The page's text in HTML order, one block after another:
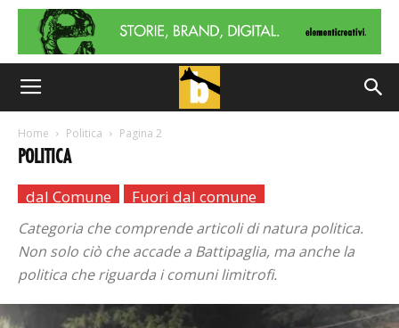
Home Politica Pagina 2
POLITICA
dal Comune Fuori dal comune
Categoria che comprende articoli di natura politica.
Non solo ciò che accade a Battipaglia, ma anche la
politica che riguarda i comuni limitrofi.